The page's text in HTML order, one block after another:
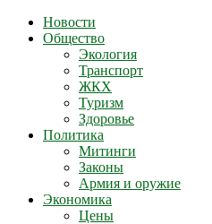
Новости
Общество
Экология
Транспорт
ЖКХ
Туризм
Здоровье
Политика
Митинги
Законы
Армия и оружие
Экономика
Цены